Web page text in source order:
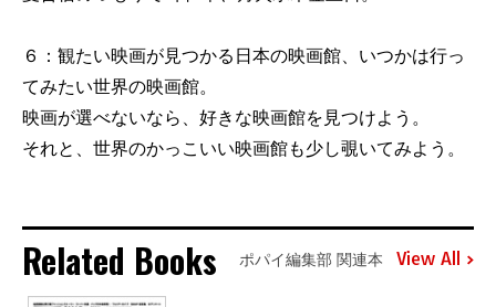
６：観たい映画が見つかる日本の映画館、いつかは行っ
てみたい世界の映画館。
映画が選べないなら、好きな映画館を見つけよう。
それと、世界のかっこいい映画館も少し覗いてみよう。
Related Books ポパイ編集部 関連本 View All